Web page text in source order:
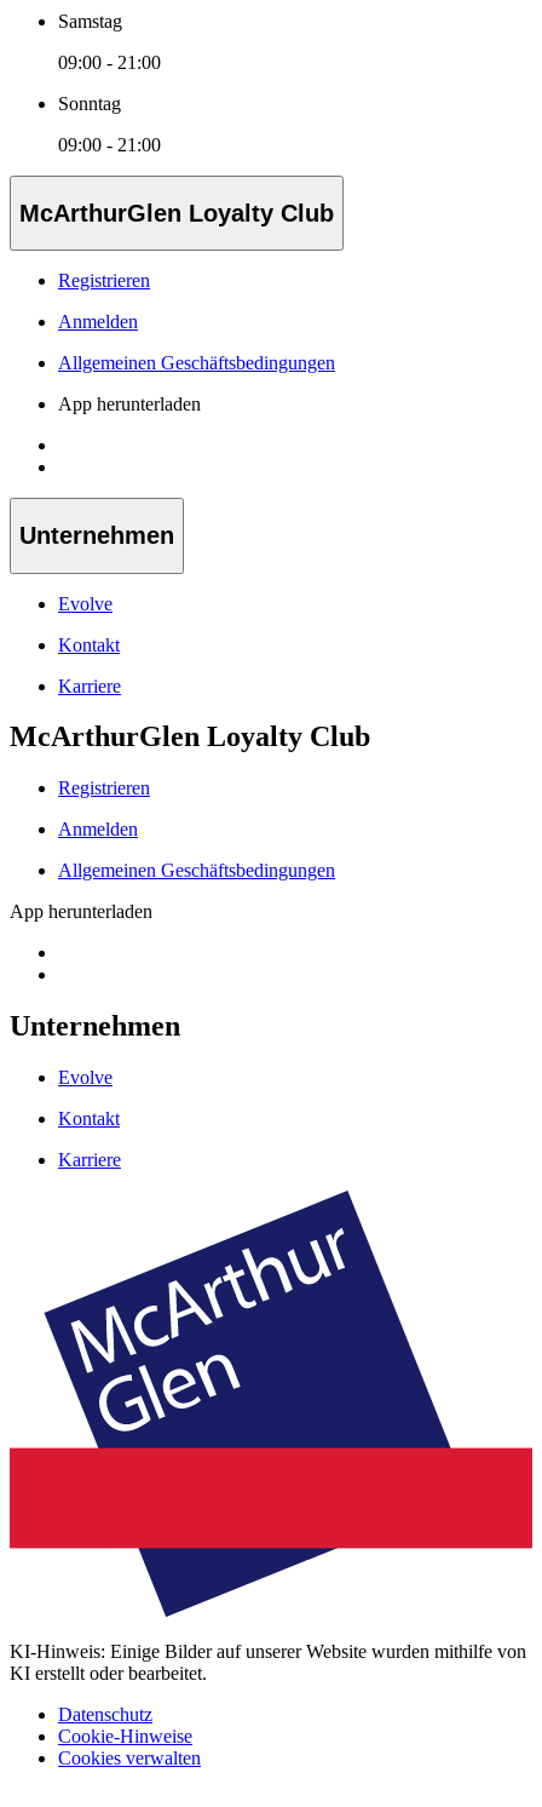
Samstag
09:00 - 21:00
Sonntag
09:00 - 21:00
McArthurGlen Loyalty Club
Registrieren
Anmelden
Allgemeinen Geschäftsbedingungen
App herunterladen
Unternehmen
Evolve
Kontakt
Karriere
McArthurGlen Loyalty Club
Registrieren
Anmelden
Allgemeinen Geschäftsbedingungen
App herunterladen
Unternehmen
Evolve
Kontakt
Karriere
KI-Hinweis: Einige Bilder auf unserer Website wurden mithilfe von
KI erstellt oder bearbeitet.
Datenschutz
Cookie-Hinweise
Cookies verwalten